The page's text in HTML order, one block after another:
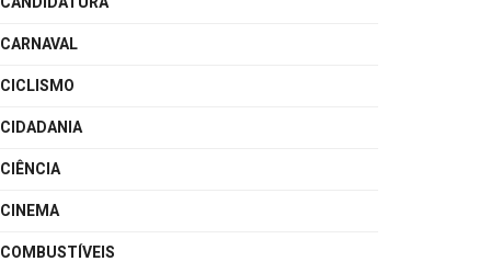
CARNAVAL
CICLISMO
CIDADANIA
CIÊNCIA
CINEMA
COMBUSTÍVEIS